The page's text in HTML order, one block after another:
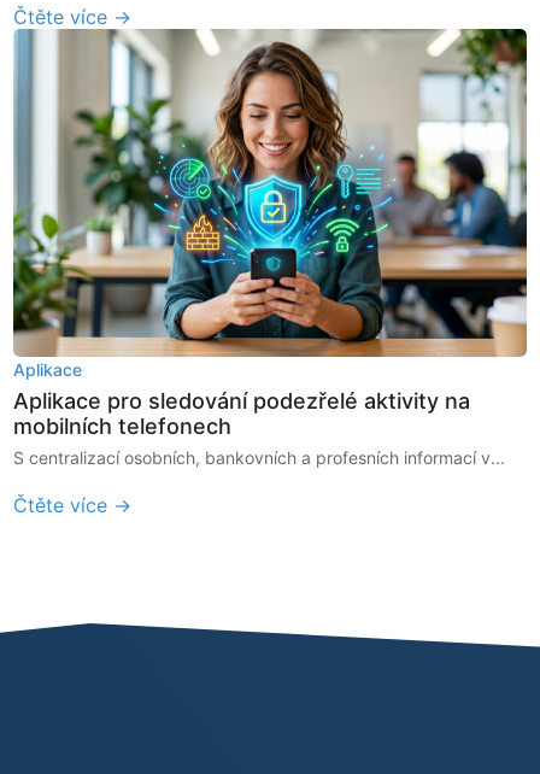
Čtěte více →
Aplikace
Aplikace pro sledování podezřelé aktivity na
mobilních telefonech
S centralizací osobních, bankovních a profesních informací v...
Čtěte více →